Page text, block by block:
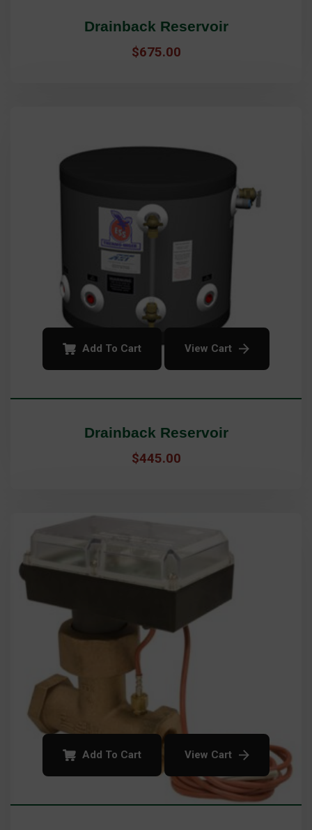
Drainback Reservoir
$675.00
Add To Cart View Cart
Drainback Reservoir
$445.00
Add To Cart View Cart